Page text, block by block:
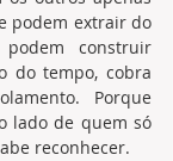
podem extrair do
construir
do tempo, cobra
Porque
lado de quem só
reconhecer.